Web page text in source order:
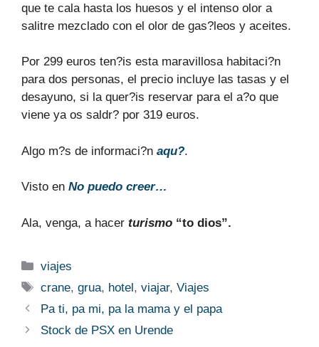
que te cala hasta los huesos y el intenso olor a
salitre mezclado con el olor de gas?leos y aceites.
Por 299 euros ten?is esta maravillosa habitaci?n
para dos personas, el precio incluye las tasas y el
desayuno, si la quer?is reservar para el a?o que
viene ya os saldr? por 319 euros.
Algo m?s de informaci?n aqu?.
Visto en No puedo creer…
Ala, venga, a hacer turismo “to dios”.
Categories
viajes
Tags
crane,grua, hotel,viajar,Viajes
Pa ti, pa mi, pa la mama y el papa
Stock de PSX en Urende